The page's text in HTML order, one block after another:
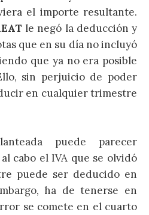
el importe resultante.
le negó la deducción y
que en su día no incluyó
que ya no era posible
sin perjuicio de poder
en cualquier trimestre
puede parecer
cabo el IVA que se olvidó
puede ser deducido en
ha de tenerse en
se comete en el cuarto